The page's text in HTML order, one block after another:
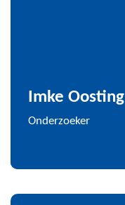
Imke Oosting
Onderzoeker